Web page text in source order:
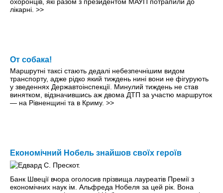
охоронців, які разом з президентом МАУП потрапили до
лікарні. >>
От собака!
Маршрутні таксі стають дедалі небезпечнішим видом
транспорту, адже рідко який тиждень нині вони не фігурують
у зведеннях Державтоінспекції. Минулий тиждень не став
винятком, відзначившись аж двома ДТП за участю маршруток
— на Рівненщині та в Криму. >>
Економічний Нобель знайшов своїх героїв
Банк Швеції вчора оголосив прізвища лауреатів Премії з
економічних наук ім. Альфреда Нобеля за цей рік. Вона